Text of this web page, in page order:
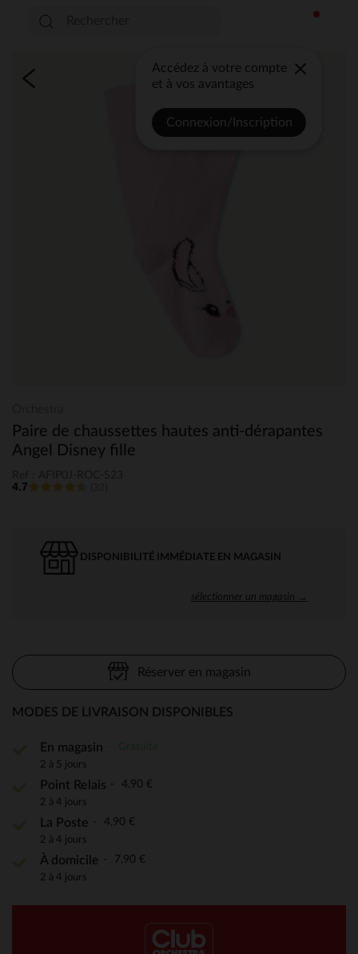
Accédez à votre compte
et à vos avantages
Connexion/Inscription
Paire de chaussettes hautes anti-dérapantes
Angel Disney fille
4.7
DISPONIBILITÉ IMMÉDIATE EN MAGASIN
sélectionner un magasin →
Réserver en magasin
MODES DE LIVRAISON DISPONIBLES
En magasin
2 à 5 jours
Point Relais 4,90 €
2 à 4 jours
La Poste 4,90 €
2 à 4 jours
À domicile 7,90 €
2 à 4 jours